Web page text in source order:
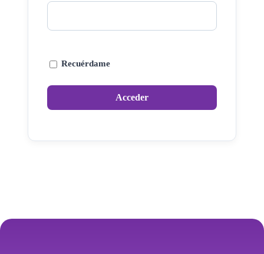
Recuérdame